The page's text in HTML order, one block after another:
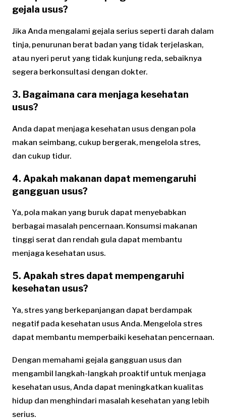
gejala usus?
Jika Anda mengalami gejala serius seperti darah dalam
tinja, penurunan berat badan yang tidak terjelaskan,
atau nyeri perut yang tidak kunjung reda, sebaiknya
segera berkonsultasi dengan dokter.
3. Bagaimana cara menjaga kesehatan
usus?
Anda dapat menjaga kesehatan usus dengan pola
makan seimbang, cukup bergerak, mengelola stres,
dan cukup tidur.
4. Apakah makanan dapat memengaruhi
gangguan usus?
Ya, pola makan yang buruk dapat menyebabkan
berbagai masalah pencernaan. Konsumsi makanan
tinggi serat dan rendah gula dapat membantu
menjaga kesehatan usus.
5. Apakah stres dapat mempengaruhi
kesehatan usus?
Ya, stres yang berkepanjangan dapat berdampak
negatif pada kesehatan usus Anda. Mengelola stres
dapat membantu memperbaiki kesehatan pencernaan.
Dengan memahami gejala gangguan usus dan
mengambil langkah-langkah proaktif untuk menjaga
kesehatan usus, Anda dapat meningkatkan kualitas
hidup dan menghindari masalah kesehatan yang lebih
serius.